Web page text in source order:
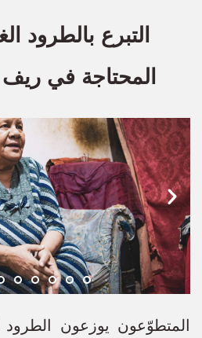
التبرع بالطرود
المحتاجة في ريف
المتطوّعون يوزعون الطرود